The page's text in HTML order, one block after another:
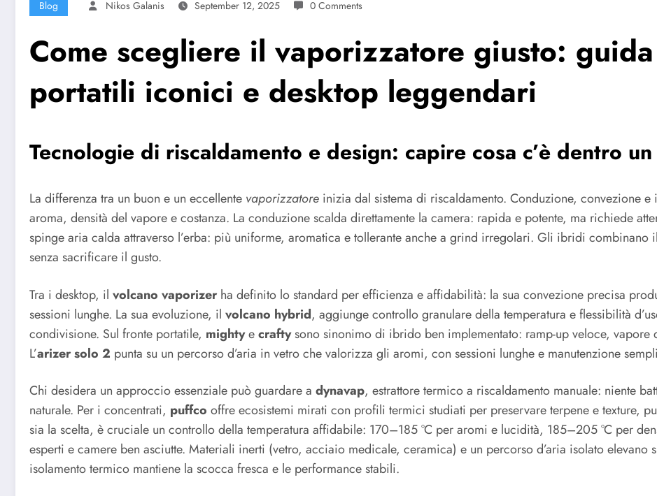
Blog Nikos Galanis September 12, 2025 0 Comments
Come scegliere il vaporizzatore giusto:
portatili iconici e desktop leggendari
Tecnologie di riscaldamento e design: capire cosa c’è dentro
La differenza tra un buon e un eccellente vaporizzatore inizia dal sistema di riscaldamento. Conduzione, convezione
aroma, densità del vapore e costanza. La conduzione scalda direttamente la camera: rapida e potente, ma richiede
spinge aria calda attraverso l’erba: più uniforme, aromatica e tollerante anche a grind irregolari. Gli ibridi
senza sacrificare il gusto.
Tra i desktop, il volcano vaporizer ha definito lo standard per efficienza e affidabilità: la sua convezione precisa
sessioni lunghe. La sua evoluzione, il volcano hybrid, aggiunge controllo granulare della temperatura e flessibilità
condivisione. Sul fronte portatile, mightyecraftysono sinonimo di ibrido ben implementato: ramp-up veloce, vapore
L’arizer solo 2 punta su un percorso d’aria in vetro che valorizza gli aromi, con sessioni lunghe e manutenzione
Chi desidera un approccio essenziale può guardare a dynavap, estrattore termico a riscaldamento manuale: niente
naturale. Per i concentrati, puffco offre ecosistemi mirati con profili termici studiati per preservare terpene e texture,
sia la scelta, è cruciale un controllo della temperatura affidabile: 170–185 °C per aromi e lucidità, 185–205 °C per
esperti e camere ben asciutte. Materiali inerti (vetro, acciaio medicale, ceramica) e un percorso d’aria isolato elevano
isolamento termico mantiene la scocca fresca e le performance stabili.